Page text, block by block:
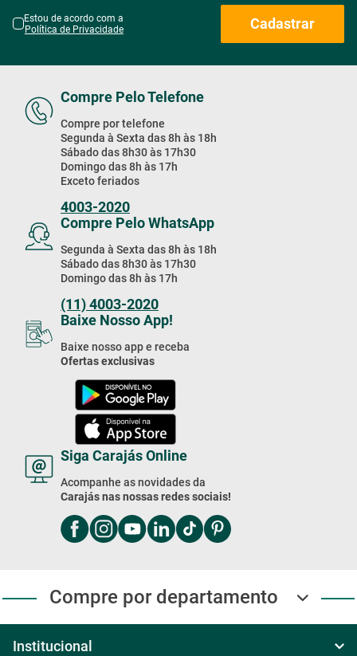
Estou de acordo com a
Política de Privacidade
Cadastrar
Compre Pelo Telefone
Compre por telefone
Segunda à Sexta das 8h às 18h
Sábado das 8h30 às 17h30
Domingo das 8h às 17h
Exceto feriados
4003-2020
Compre Pelo WhatsApp
Segunda à Sexta das 8h às 18h
Sábado das 8h30 às 17h30
Domingo das 8h às 17h
(11) 4003-2020
Baixe Nosso App!
Baixe nosso app e receba
Ofertas exclusivas
Siga Carajás Online
Acompanhe as novidades da
Carajás nas nossas redes sociais!
Compre por departamento
Institucional